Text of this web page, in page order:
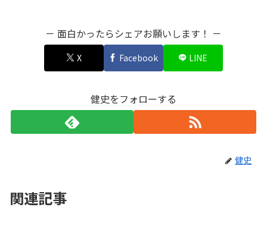
－ 面白かったらシェアお願いします！ －
X Facebook LINE
健史をフォローする
健史
関連記事